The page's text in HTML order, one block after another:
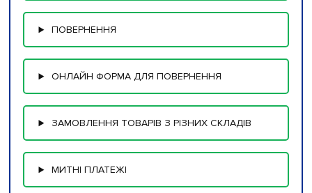
ПОВЕРНЕННЯ
ОНЛАЙН ФОРМА ДЛЯ ПОВЕРНЕННЯ
ЗАМОВЛЕННЯ ТОВАРІВ З РІЗНИХ СКЛАДІВ
МИТНІ ПЛАТЕЖІ